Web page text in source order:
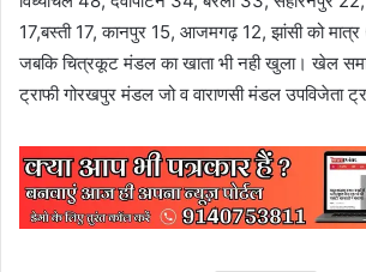
17,बस्ती 17, कानपुर 15, आजमगढ़ 12, झांसी को
जबकि चित्रकूट मंडल का खाता भी नही खुला। खेल
ट्राफी गोरखपुर मंडल जो व वाराणसी मंडल उपविजेता